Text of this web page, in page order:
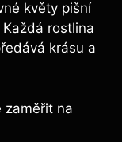
květy pišní
rostlina
krásu a
zaměřit na